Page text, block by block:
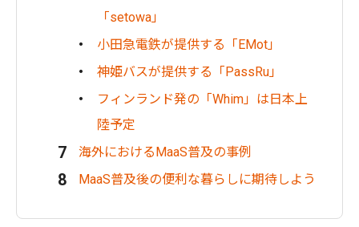
「setowa」
小田急電鉄が提供する「EMot」
神姫バスが提供する「PassRu」
フィンランド発の「Whim」は日本上
陸予定
海外におけるMaaS普及の事例
MaaS普及後の便利な暮らしに期待しよう